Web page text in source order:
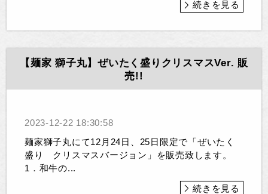
続きを見る
【麺家 獅子丸】ぜいたく盛りクリスマスVer. 販
売!!
2023-12-22 18:30:58
麺家獅子丸にて12月24日、25日限定で「ぜいたく
盛り クリスマスバージョン」を販売致します。
1．和牛の...
続きを見る